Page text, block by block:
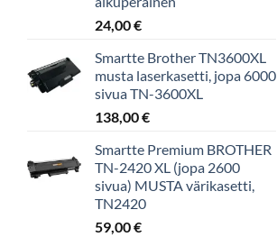
24,00€
Smartte Brother TN3600XL
musta laserkasetti, jopa 6000
sivua TN-3600XL
138,00€
Smartte Premium BROTHER
TN-2420 XL (jopa 2600
sivua) MUSTA värikasetti,
TN2420
59,00€